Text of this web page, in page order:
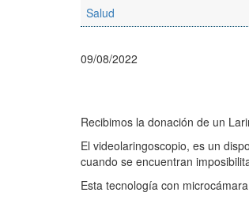
Salud
09/08/2022
Recibimos la donación de un
El videolaringoscopio, es un
cuando se encuentran
Esta tecnología con